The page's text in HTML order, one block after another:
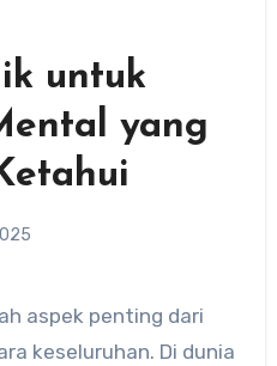
untuk
yang
keseluruhan. Di dunia